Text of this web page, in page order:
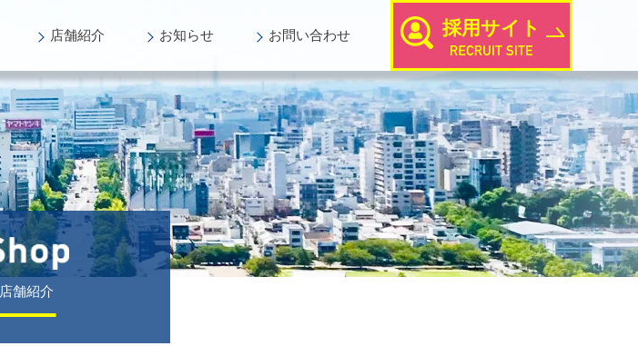
店舗紹介 お知らせ お問い合わせ 採用サイト
店舗紹介